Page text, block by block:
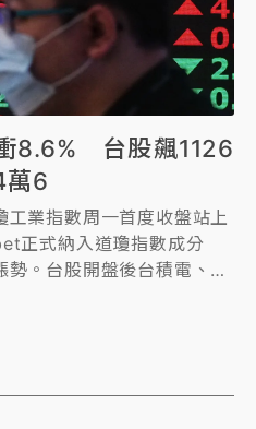
8.6% 台股飆1126
萬6
工業指數周一首度收盤站上
正式納入道瓊指數成分
。台股開盤後台積電、鴻
同步大漲，指數飆升近
站回10日線。